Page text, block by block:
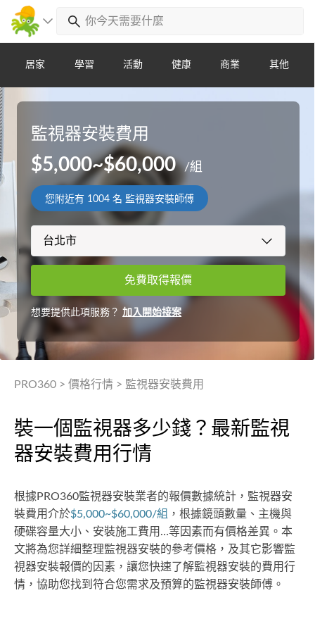
居家 學習 活動 健康 商業 其他
監視器安裝費用
$5,000~$60,000 /組
您附近有 1004 名 監視器安裝師傅
免費取得報價
想要提供此項服務？加入開始接案
PRO360 > 價格行情 > 監視器安裝費用
裝一個監視器多少錢？最新監視
器安裝費用行情
根據PRO360監視器安裝業者的報價數據統計，監視器安
裝費用介於$5,000~$60,000/組 ，根據鏡頭數量、主機與
硬碟容量大小、安裝施工費用…等因素而有價格差異。本
文將為您詳細整理監視器安裝的參考價格，及其它影響監
視器安裝報價的因素，讓您快速了解監視器安裝的費用行
情，協助您找到符合您需求及預算的監視器安裝師傅。